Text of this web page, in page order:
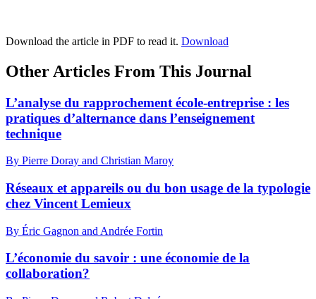
Download the article in PDF to read it. Download
Other Articles From This Journal
L’analyse du rapprochement école-entreprise : les
pratiques d’alternance dans l’enseignement
technique
By Pierre Doray and Christian Maroy
Réseaux et appareils ou du bon usage de la typologie
chez Vincent Lemieux
By Éric Gagnon and Andrée Fortin
L’économie du savoir : une économie de la
collaboration?